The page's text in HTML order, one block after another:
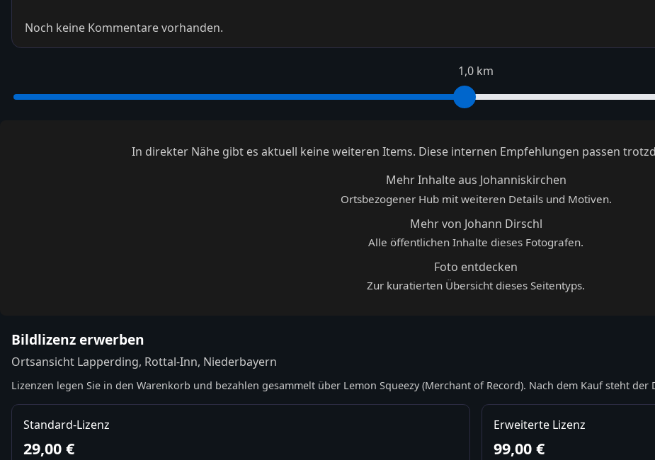
Noch keine Kommentare vorhanden.
1,0 km
In direkter Nähe gibt es aktuell keine weiteren Items. Diese internen Empfehlungen passen
Mehr Inhalte aus Johanniskirchen
Ortsbezogener Hub mit weiteren Details und Motiven.
Mehr von Johann Dirschl
Alle öffentlichen Inhalte dieses Fotografen.
Foto entdecken
Zur kuratierten Übersicht dieses Seitentyps.
Bildlizenz erwerben
Ortsansicht Lapperding, Rottal-Inn, Niederbayern
Lizenzen legen Sie in den Warenkorb und bezahlen gesammelt über Lemon Squeezy (Merchant of Record). Nach dem Kauf steht
Standard-Lizenz
29,00 €
Erweiterte Lizenz
99,00 €